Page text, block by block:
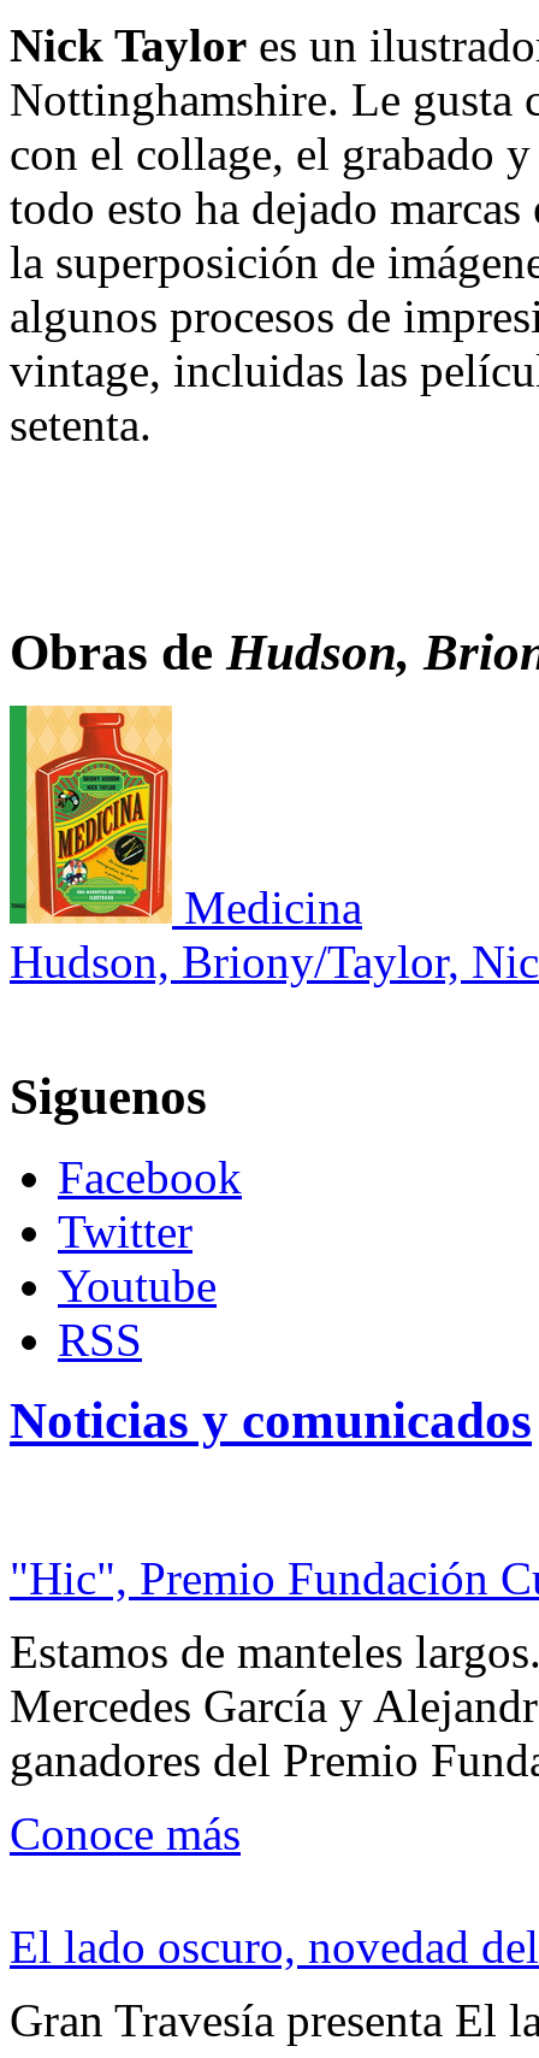
Nick Taylor es un
Nottinghamshire. Le gusta
con el collage, el grabado
todo esto ha dejado
la superposición de
algunos procesos de
vintage, incluidas las
setenta.
Obras de Hudson,
Medicina
Hudson, Briony/Taylor,
Siguenos
Facebook
Twitter
Youtube
RSS
Noticias y comunicados
"Hic", Premio Fundación
Estamos de manteles
Mercedes García y
ganadores del Premio
Conoce más
El lado oscuro, novedad
Gran Travesía presenta El